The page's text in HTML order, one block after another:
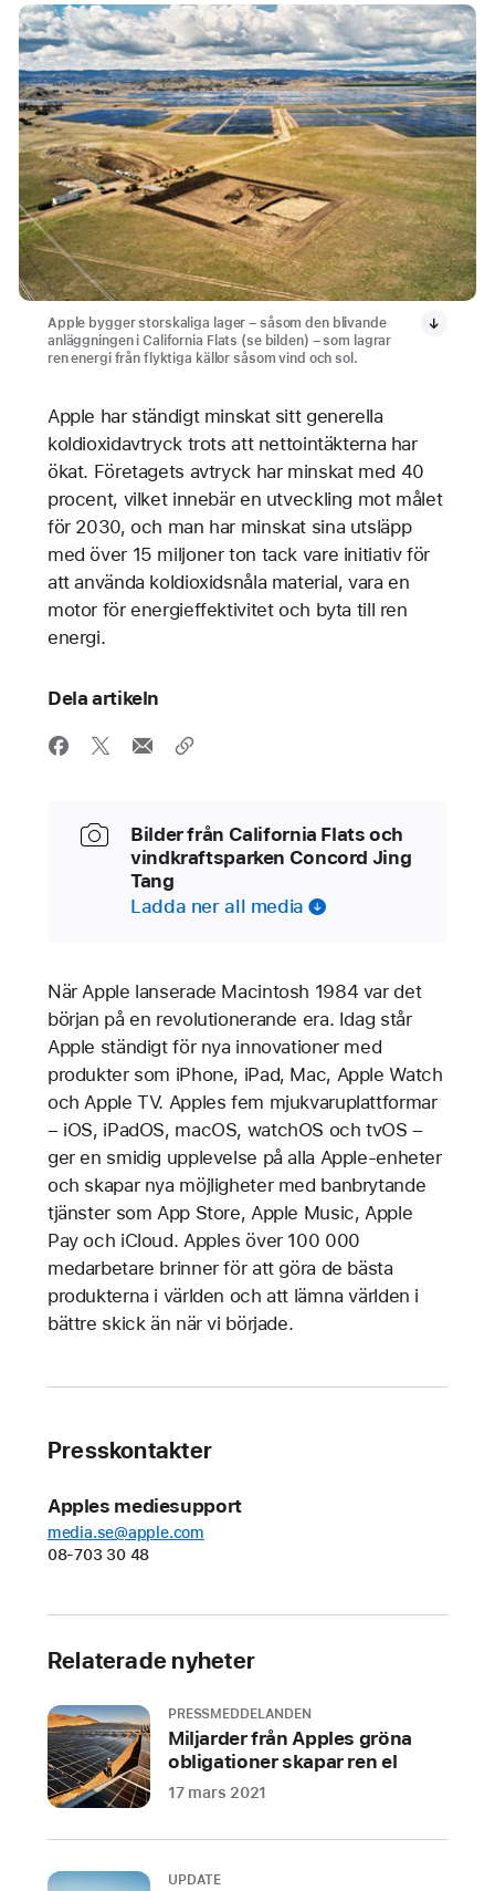
Apple bygger storskaliga lager – såsom den blivande
anläggningen i California Flats (se bilden) – som lagrar
ren energi från flyktiga källor såsom vind och sol.
Apple har ständigt minskat sitt generella
koldioxidavtryck trots att nettointäkterna har
ökat. Företagets avtryck har minskat med 40
procent, vilket innebär en utveckling mot målet
för 2030, och man har minskat sina utsläpp
med över 15 miljoner ton tack vare initiativ för
att använda koldioxidsnåla material, vara en
motor för energieffektivitet och byta till ren
energi.
Dela artikeln
Bilder från California Flats och
vindkraftsparken Concord Jing
Tang
Ladda ner all media
När Apple lanserade Macintosh 1984 var det
början på en revolutionerande era. Idag står
Apple ständigt för nya innovationer med
produkter som iPhone, iPad, Mac, Apple Watch
och Apple TV. Apples fem mjukvaruplattformar
– iOS, iPadOS, macOS, watchOS och tvOS –
ger en smidig upplevelse på alla Apple-enheter
och skapar nya möjligheter med banbrytande
tjänster som App Store, Apple Music, Apple
Pay och iCloud. Apples över 100 000
medarbetare brinner för att göra de bästa
produkterna i världen och att lämna världen i
bättre skick än när vi började.
Presskontakter
Apples mediesupport
media.se@apple.com
08-703 30 48
Relaterade nyheter
PRESSMEDDELANDEN
Miljarder från Apples gröna
obligationer skapar ren el
17 mars 2021
UPDATE